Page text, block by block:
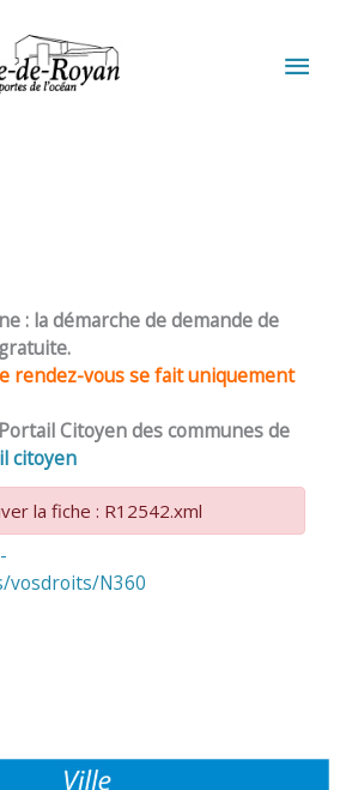
: la démarche de demande de
rendez-vous se fait uniquement
Citoyen des communes de
citoyen
la fiche : R12542.xml
vosdroits/N360